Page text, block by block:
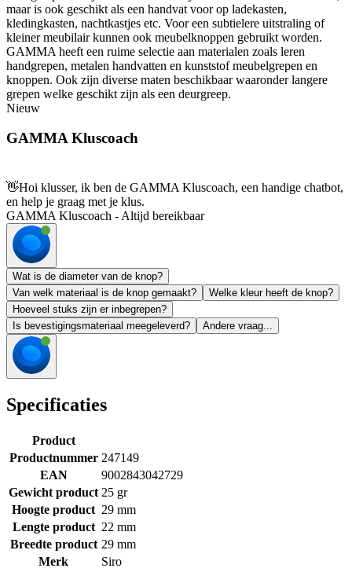
maar is ook geschikt als een handvat voor op ladekasten,
kledingkasten, nachtkastjes etc. Voor een subtielere uitstraling of
kleiner meubilair kunnen ook meubelknoppen gebruikt worden.
GAMMA heeft een ruime selectie aan materialen zoals leren
handgrepen, metalen handvatten en kunststof meubelgrepen en
knoppen. Ook zijn diverse maten beschikbaar waaronder langere
grepen welke geschikt zijn als een deurgreep.
Nieuw
GAMMA Kluscoach
👋Hoi klusser, ik ben de GAMMA Kluscoach, een handige chatbot,
en help je graag met je klus.
GAMMA Kluscoach - Altijd bereikbaar
Wat is de diameter van de knop?
Van welk materiaal is de knop gemaakt?
Welke kleur heeft de knop?
Hoeveel stuks zijn er inbegrepen?
Is bevestigingsmateriaal meegeleverd?
Andere vraag...
Specificaties
Product
Productnummer 247149
EAN
9002843042729
Gewicht product 25 gr
Hoogte product 29 mm
Lengte product 22 mm
Breedte product 29 mm
Merk
Siro